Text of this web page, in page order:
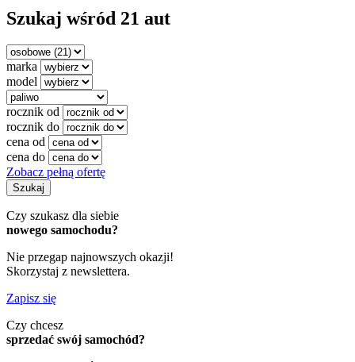
Szukaj wśród 21 aut
marka
model
rocznik od
rocznik do
cena od
cena do
Zobacz pełną ofertę
Szukaj
Czy szukasz dla siebie
nowego samochodu?
Nie przegap najnowszych okazji!
Skorzystaj z newslettera.
Zapisz się
Czy chcesz
sprzedać swój samochód?